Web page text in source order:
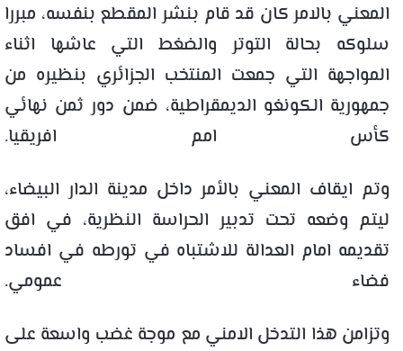
المعني بالامر كان قد قام بنشر المقطع بنفسه، مبررا
سلوكه بحالة التوتر والضغط التي عاشها اثناء
المواجهة التي جمعت المنتخب الجزائري بنظيره من
جمهورية الكونغو الديمقراطية، ضمن دور ثمن نهائي
كأس امم افريقيا.
وتم ايقاف المعني بالأمر داخل مدينة الدار البيضاء،
ليتم وضعه تحت تدبير الحراسة النظرية، في افق
تقديمه امام العدالة للاشتباه في تورطه في افساد
فضاء عمومي.
وتزامن هذا التدخل الامني مع موجة غضب واسعة على